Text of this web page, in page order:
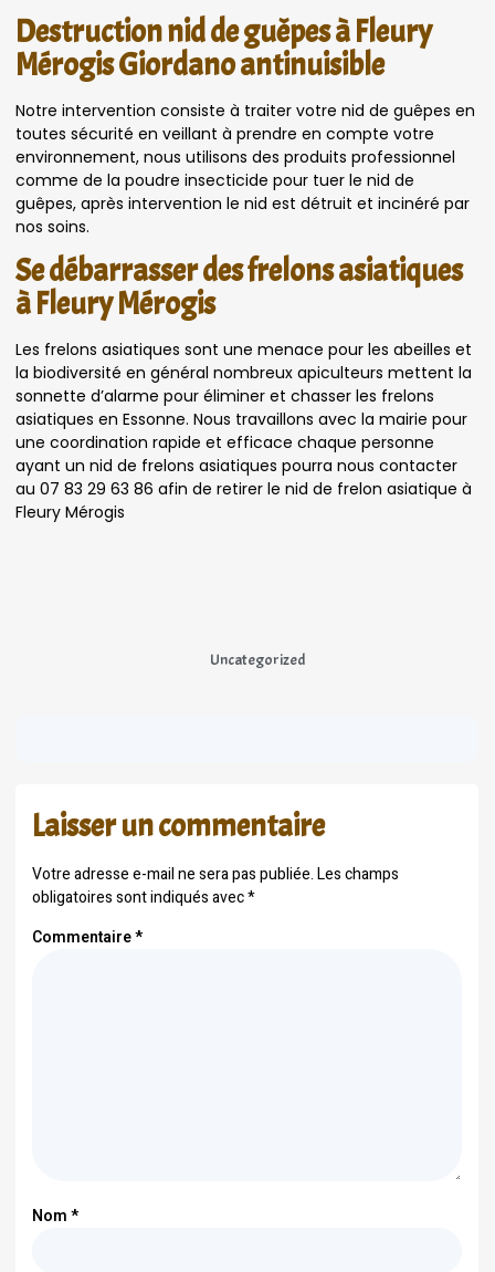
Destruction nid de guêpes à Fleury
Mérogis Giordano antinuisible
Notre intervention consiste à traiter votre nid de guêpes en
toutes sécurité en veillant à prendre en compte votre
environnement, nous utilisons des produits professionnel
comme de la poudre insecticide pour tuer le nid de
guêpes, après intervention le nid est détruit et incinéré par
nos soins.
Se débarrasser des frelons asiatiques
à Fleury Mérogis
Les frelons asiatiques sont une menace pour les abeilles et
la biodiversité en général nombreux apiculteurs mettent la
sonnette d’alarme pour éliminer et chasser les frelons
asiatiques en Essonne. Nous travaillons avec la mairie pour
une coordination rapide et efficace chaque personne
ayant un nid de frelons asiatiques pourra nous contacter
au 07 83 29 63 86 afin de retirer le nid de frelon asiatique à
Fleury Mérogis
Uncategorized
Laisser un commentaire
Votre adresse e-mail ne sera pas publiée.Les champs
obligatoires sont indiqués avec*
Commentaire*
Nom*